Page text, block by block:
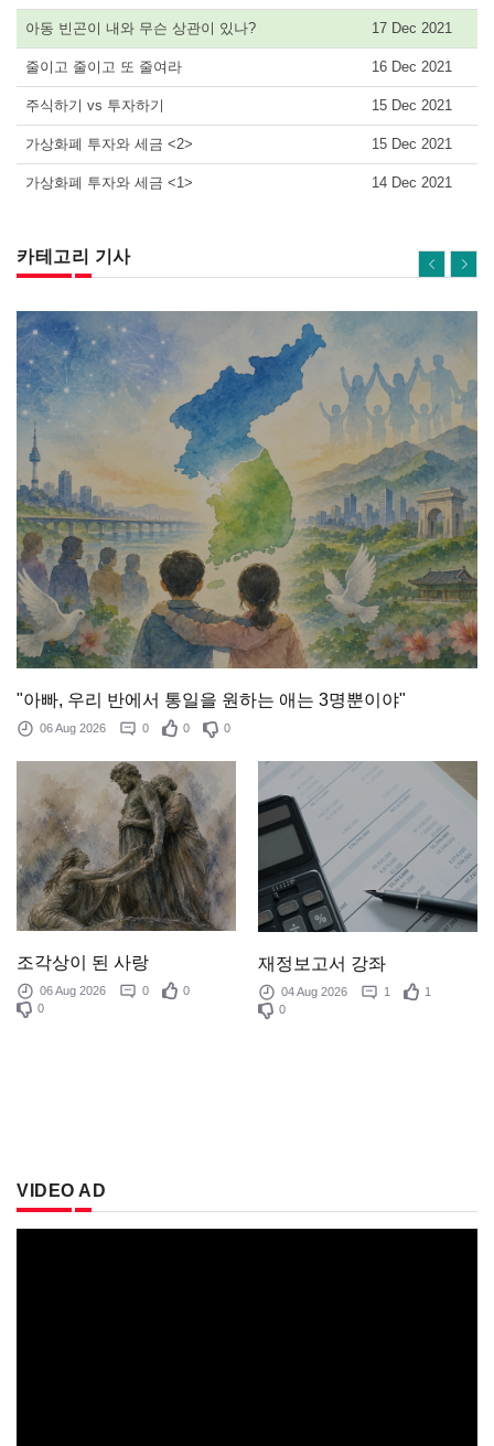
아동 빈곤이 내와 무슨 상관이 있나? 17 Dec 2021
줄이고 줄이고 또 줄여라 16 Dec 2021
주식하기 vs 투자하기 15 Dec 2021
가상화폐 투자와 세금 <2> 15 Dec 2021
가상화폐 투자와 세금 <1> 14 Dec 2021
카테고리 기사
"아빠, 우리 반에서 통일을 원하는 애는 3명뿐이야"
06 Aug 2026 0 0 0
조각상이 된 사랑
06 Aug 2026 0
0
0
재정보고서 강좌
04 Aug 2026 1
1
0
VIDEO AD